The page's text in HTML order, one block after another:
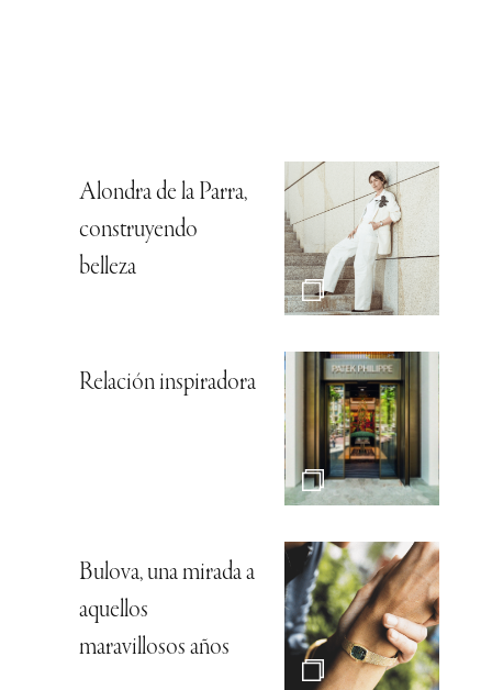
Alondra de la Parra,
construyendo
belleza
Relación inspiradora
Bulova, una mirada a
aquellos
maravillosos años